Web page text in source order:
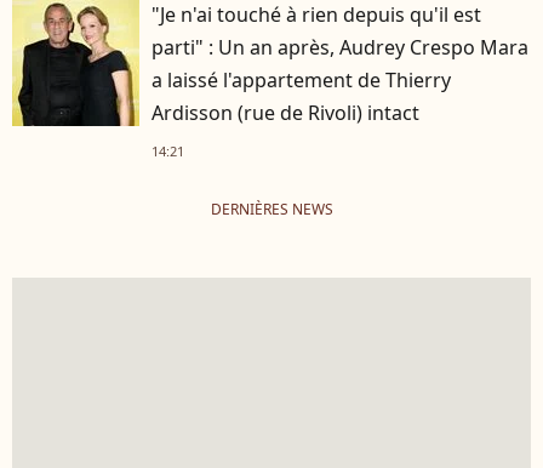
"Je n'ai touché à rien depuis qu'il est
parti" : Un an après, Audrey Crespo Mara
a laissé l'appartement de Thierry
Ardisson (rue de Rivoli) intact
14:21
DERNIÈRES NEWS